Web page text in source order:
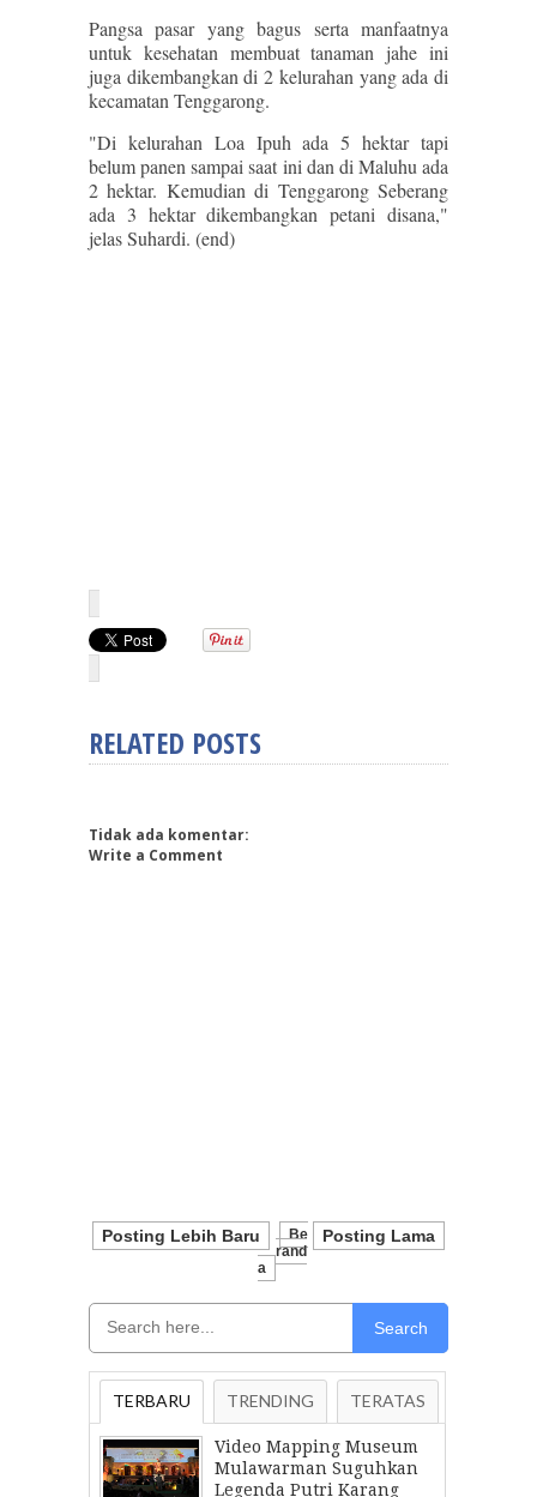
Pangsa pasar yang bagus serta manfaatnya
untuk kesehatan membuat tanaman jahe ini
juga dikembangkan di 2 kelurahan yang ada di
kecamatan Tenggarong.
"Di kelurahan Loa Ipuh ada 5 hektar tapi
belum panen sampai saat ini dan di Maluhu ada
2 hektar. Kemudian di Tenggarong Seberang
ada 3 hektar dikembangkan petani disana,"
jelas Suhardi. (end)
RELATED POSTS
Tidak ada komentar:
Write a Comment
Posting Lebih Baru Posting Lama
Be
Rand
A
Search
TERBARU TRENDING TERATAS
Video Mapping Museum
Mulawarman Suguhkan
Legenda Putri Karang